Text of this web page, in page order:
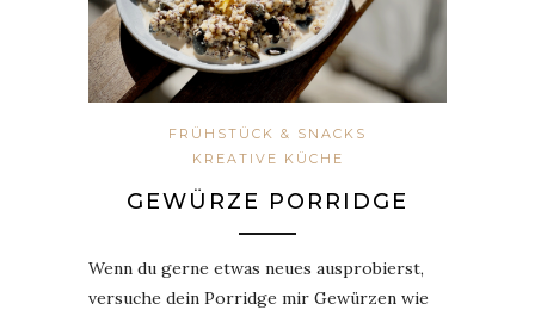
FRÜHSTÜCK & SNACKS
KREATIVE KÜCHE
GEWÜRZE PORRIDGE
Wenn du gerne etwas neues ausprobierst,
versuche dein Porridge mir Gewürzen wie